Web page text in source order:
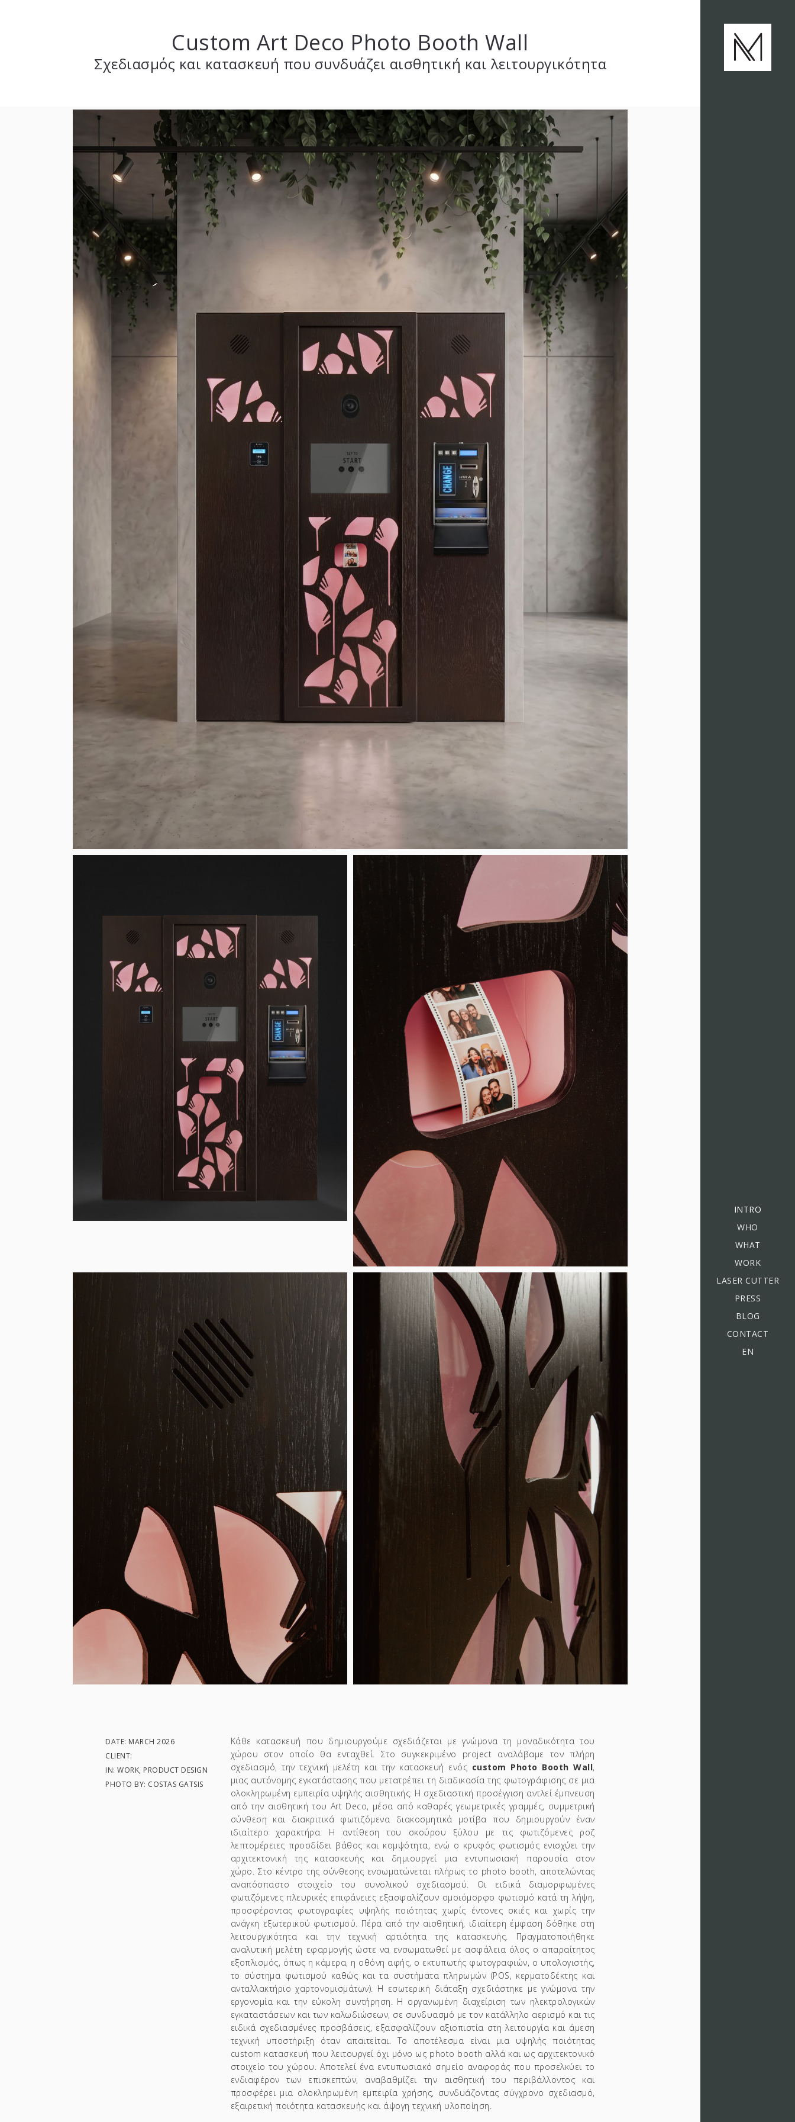
INTRO
WHO
WHAT
WORK
LASER CUTTER
PRESS
BLOG
CONTACT
EN
Custom Art Deco Photo Booth Wall
Σχεδιασμός και κατασκευή που συνδυάζει αισθητική και λειτουργικότητα
DATE: MARCH 2026
CLIENT:
IN: WORK, PRODUCT DESIGN
PHOTO BY: COSTAS GATSIS
Κάθε κατασκευή που δημιουργούμε σχεδιάζεται με γνώμονα τη μοναδικότητα του
χώρου στον οποίο θα ενταχθεί. Στο συγκεκριμένο project αναλάβαμε τον πλήρη
σχεδιασμό, την τεχνική μελέτη και την κατασκευή ενός custom Photo Booth Wall,
μιας αυτόνομης εγκατάστασης που μετατρέπει τη διαδικασία της φωτογράφισης σε μια
ολοκληρωμένη εμπειρία υψηλής αισθητικής. Η σχεδιαστική προσέγγιση αντλεί έμπνευση
από την αισθητική του Art Deco, μέσα από καθαρές γεωμετρικές γραμμές, συμμετρική
σύνθεση και διακριτικά φωτιζόμενα διακοσμητικά μοτίβα που δημιουργούν έναν
ιδιαίτερο χαρακτήρα. Η αντίθεση του σκούρου ξύλου με τις φωτιζόμενες ροζ
λεπτομέρειες προσδίδει βάθος και κομψότητα, ενώ ο κρυφός φωτισμός ενισχύει την
αρχιτεκτονική της κατασκευής και δημιουργεί μια εντυπωσιακή παρουσία στον
χώρο. Στο κέντρο της σύνθεσης ενσωματώνεται πλήρως το photo booth, αποτελώντας
αναπόσπαστο στοιχείο του συνολικού σχεδιασμού. Οι ειδικά διαμορφωμένες
φωτιζόμενες πλευρικές επιφάνειες εξασφαλίζουν ομοιόμορφο φωτισμό κατά τη λήψη,
προσφέροντας φωτογραφίες υψηλής ποιότητας χωρίς έντονες σκιές και χωρίς την
ανάγκη εξωτερικού φωτισμού. Πέρα από την αισθητική, ιδιαίτερη έμφαση δόθηκε στη
λειτουργικότητα και την τεχνική αρτιότητα της κατασκευής. Πραγματοποιήθηκε
αναλυτική μελέτη εφαρμογής ώστε να ενσωματωθεί με ασφάλεια όλος ο απαραίτητος
εξοπλισμός, όπως η κάμερα, η οθόνη αφής, ο εκτυπωτής φωτογραφιών, ο υπολογιστής,
το σύστημα φωτισμού καθώς και τα συστήματα πληρωμών (POS, κερματοδέκτης και
ανταλλακτήριο χαρτονομισμάτων). Η εσωτερική διάταξη σχεδιάστηκε με γνώμονα την
εργονομία και την εύκολη συντήρηση. Η οργανωμένη διαχείριση των ηλεκτρολογικών
εγκαταστάσεων και των καλωδιώσεων, σε συνδυασμό με τον κατάλληλο αερισμό και τις
ειδικά σχεδιασμένες προσβάσεις, εξασφαλίζουν αξιοπιστία στη λειτουργία και άμεση
τεχνική υποστήριξη όταν απαιτείται. Το αποτέλεσμα είναι μια υψηλής ποιότητας
custom κατασκευή που λειτουργεί όχι μόνο ως photo booth αλλά και ως αρχιτεκτονικό
στοιχείο του χώρου. Αποτελεί ένα εντυπωσιακό σημείο αναφοράς που προσελκύει το
ενδιαφέρον των επισκεπτών, αναβαθμίζει την αισθητική του περιβάλλοντος και
προσφέρει μια ολοκληρωμένη εμπειρία χρήσης, συνδυάζοντας σύγχρονο σχεδιασμό,
εξαιρετική ποιότητα κατασκευής και άψογη τεχνική υλοποίηση.